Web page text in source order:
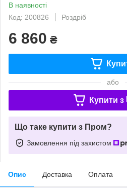
В наявності
Код: 200826
Роздріб
6 860 ₴
або
Купити з
Що таке купити з Пром?
Замовлення під захистом
Опис Доставка Оплата